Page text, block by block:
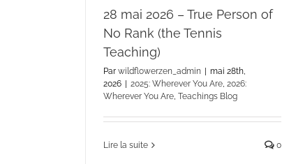
28 mai 2026 – True Person of
No Rank (the Tennis
Teaching)
Par wildflowerzen_admin
mai 28th,
2026
2025: Wherever You Are, 2026:
Wherever You Are, Teachings Blog
Lire la suite 0